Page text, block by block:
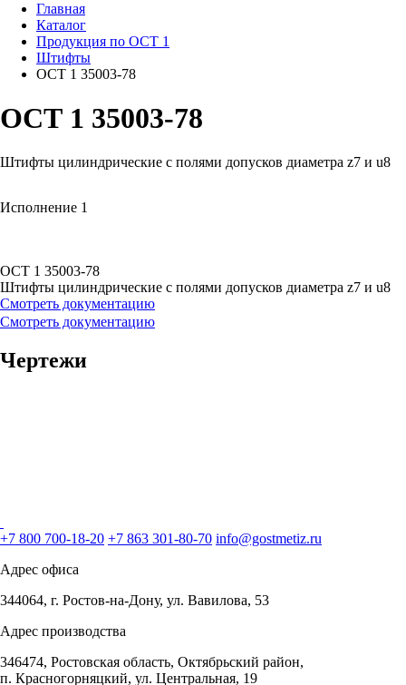
Главная
Каталог
Продукция по ОСТ 1
Штифты
ОСТ 1 35003-78
ОСТ 1 35003-78
Штифты цилиндрические с полями допусков диаметра z7 и u8
Исполнение 1
ОСТ 1 35003-78
Штифты цилиндрические с полями допусков диаметра z7 и u8
Смотреть документацию
Смотреть документацию
Чертежи
+7 800 700-18-20 +7 863 301-80-70 info@gostmetiz.ru
Адрес офиса
344064, г. Ростов-на-Дону, ул. Вавилова, 53
Адрес производства
346474, Ростовская область, Октябрьский район,
п. Красногорняцкий, ул. Центральная, 19